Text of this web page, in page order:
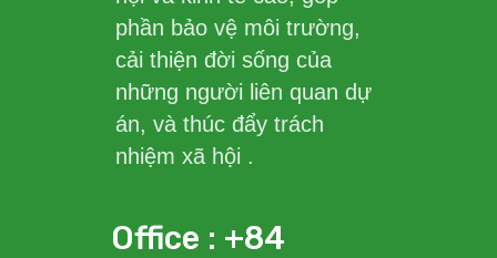
phần bảo vệ môi trường,
cải thiện đời sống của
những người liên quan dự
án, và thúc đẩy trách
nhiệm xã hội .
Office : +84